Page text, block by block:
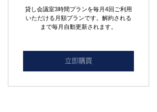
貸し会議室3時間プランを毎月4回ご利用
いただける月額プランです。解約される
まで毎月自動更新されます。
立即購買